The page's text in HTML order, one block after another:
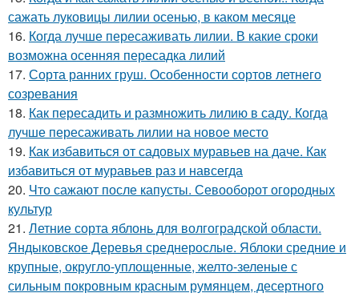
сажать луковицы лилии осенью, в каком месяце
16. Когда лучше пересаживать лилии. В какие сроки
возможна осенняя пересадка лилий
17. Сорта ранних груш. Особенности сортов летнего
созревания
18. Как пересадить и размножить лилию в саду. Когда
лучше пересаживать лилии на новое место
19. Как избавиться от садовых муравьев на даче. Как
избавиться от муравьев раз и навсегда
20. Что сажают после капусты. Севооборот огородных
культур
21. Летние сорта яблонь для волгоградской области.
Яндыковское Деревья среднерослые. Яблоки средние и
крупные, округло-уплощенные, желто-зеленые с
сильным покровным красным румянцем, десертного